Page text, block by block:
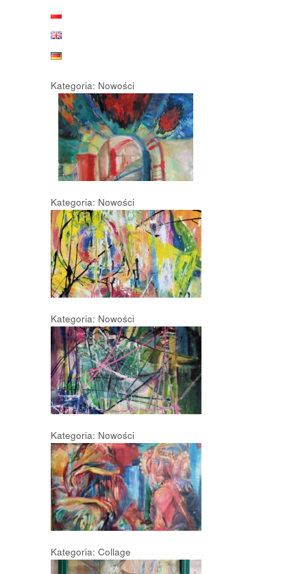
Kategoria: Nowości
Kategoria: Nowości
Kategoria: Nowości
Kategoria: Nowości
Kategoria: Collage